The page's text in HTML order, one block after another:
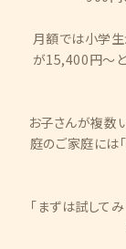
月額では小学
が15,400円〜
お子さんが複数
庭のご家庭には
「まずは試して